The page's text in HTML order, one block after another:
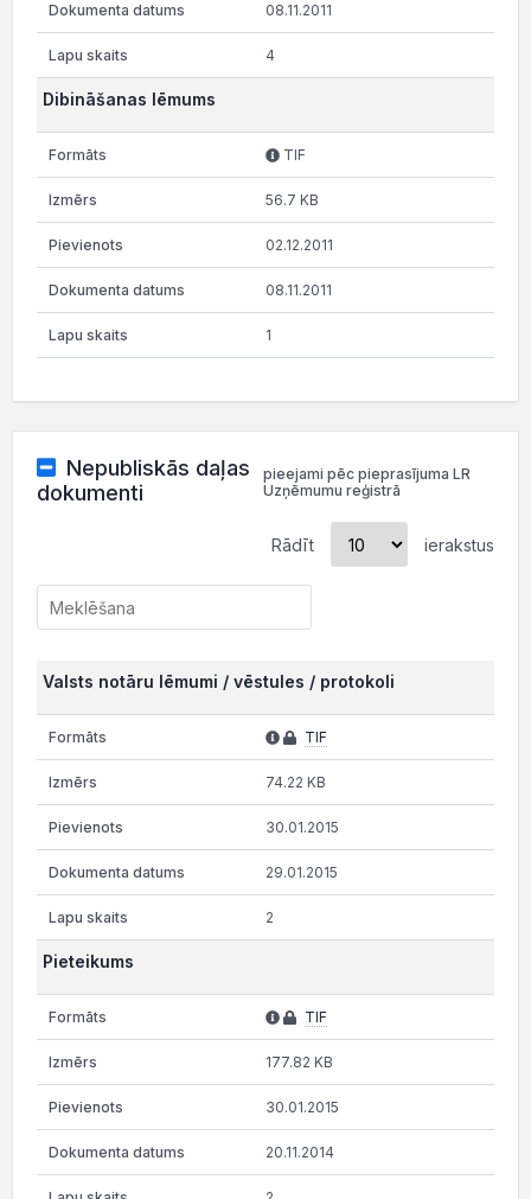
08.11.2011
4
Dibināšanas lēmums
TIF
56.7 KB
02.12.2011
08.11.2011
1
Nepubliskās daļas
dokumenti
pieejami pēc pieprasījuma LR
Uzņēmumu reģistrā
Rādīt ierakstus
Valsts notāru lēmumi / vēstules / protokoli
TIF
74.22 KB
30.01.2015
29.01.2015
2
Pieteikums
TIF
177.82 KB
30.01.2015
20.11.2014